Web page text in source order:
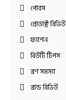
পোরস
প্রোডাক্ট রিভিউ
ফ্যাশন
বিউটি টিপস
ব্রণ সমস্যা
ব্রান্ড রিভিউ